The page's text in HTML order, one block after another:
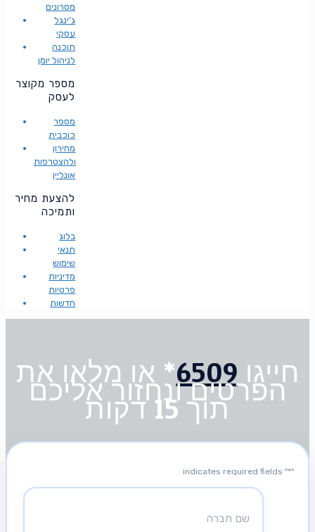
מסרונים
ג’ינגל
עסקי
תוכנה
לניהול יומן
מספר מקוצר
לעסק
מספר
כוכבית
מחירון
ולהצטרפות
אונליין
להצעת מחיר
ותמיכה
בלוג
תנאי
שימוש
מדיניות
פרטיות
חדשות
חייגו 6509* או מלאו את
הפרטים ונחזור אליכם
תוך 15 דקות
"
*
" indicates required fields